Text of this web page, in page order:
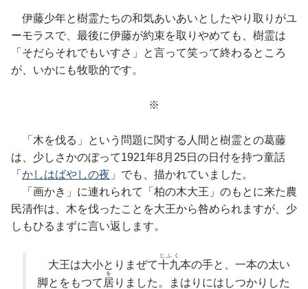
伊藤少年と樹霊たちの和気あいあいとしたやり取りがユ
ーモラスで、最後に伊藤が約束を取りやめても、樹霊は
「そだらそれでもいすさ」と言って笑って終わるところ
が、いかにも牧歌的です。
※
「木を伐る」という問題に関する人間と樹霊との葛藤
は、少しさかのぼって1921年8月25日の日付を持つ童話
「 かしはばやしの夜 」でも、描かれていました。
「画かき」に連れられて「柏の木大王」のもとに来た農
民清作は、木を伐ったことを大王から咎められますが、少
しもひるまずに言い返します。
大王は大小とりまぜて十九
じふく
本の手と、一本の太い
脚とをもつて 居
を
りました。まはりにはしつかりした